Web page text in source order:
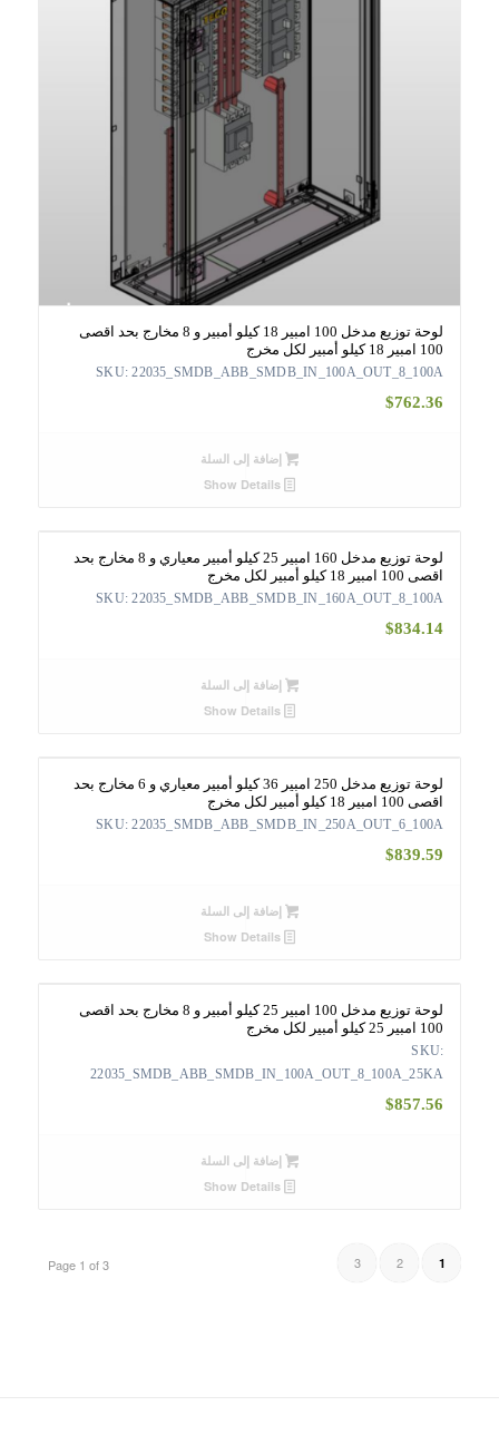
لوحة توزيع مدخل 100 امبير 18 كيلو أمبير و 8 مخارج بحد اقصى
100 امبير 18 كيلو أمبير لكل مخرج
SKU: 22035_SMDB_ABB_SMDB_IN_100A_OUT_8_100A
$762.36
إضافة إلى السلة
لوحة توزيع مدخل 160 امبير 25 كيلو أمبير معياري و 8 مخارج بحد
اقصى 100 امبير 18 كيلو أمبير لكل مخرج
SKU: 22035_SMDB_ABB_SMDB_IN_160A_OUT_8_100A
$834.14
إضافة إلى السلة
لوحة توزيع مدخل 250 امبير 36 كيلو أمبير معياري و 6 مخارج بحد
اقصى 100 امبير 18 كيلو أمبير لكل مخرج
SKU: 22035_SMDB_ABB_SMDB_IN_250A_OUT_6_100A
$839.59
إضافة إلى السلة
لوحة توزيع مدخل 100 امبير 25 كيلو أمبير و 8 مخارج بحد اقصى
100 امبير 25 كيلو أمبير لكل مخرج
SKU:
22035_SMDB_ABB_SMDB_IN_100A_OUT_8_100A_25KA
$857.56
إضافة إلى السلة
Page 1 of 3 1
2
3